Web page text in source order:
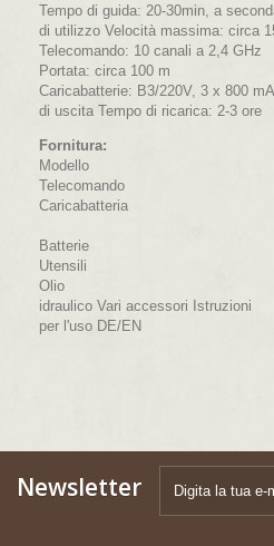
Tempo di guida: 20-30min, a
di utilizzo Velocità massima: circa
Telecomando: 10 canali a 2,4 GHz
Portata: circa 100 m
Caricabatterie: B3/220V, 3 x 800
di uscita Tempo di ricarica: 2-3 ore
Fornitura:
Modello
Telecomando
Caricabatteria
Batterie
Utensili
Olio
idraulico Vari accessori Istruzioni
per l'uso DE/EN
Newsletter